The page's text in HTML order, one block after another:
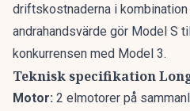
driftskostnaderna i
andrahandsvärde gör Model S
konkurrensen med Model 3.
Teknisk specifikation
Motor: 2 elmotorer på